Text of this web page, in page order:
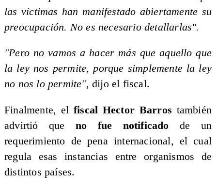
las víctimas han manifestado abiertamente su
preocupación. No es necesario detallarlas".
"Pero no vamos a hacer más que aquello que
la ley nos permite, porque simplemente la ley
no nos lo permite", dijo el fiscal.
Finalmente, el fiscal Hector Barros también
advirtió que no fue notificado de un
requerimiento de pena internacional, el cual
regula esas instancias entre organismos de
distintos países.